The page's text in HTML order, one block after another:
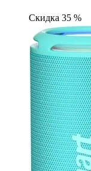
Скидка 35 %